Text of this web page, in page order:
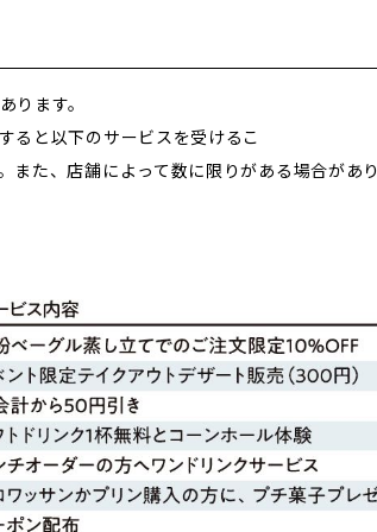
ります。
ると以下のサービスを受けるこ
また、店舗によって数に限りがある場合があ